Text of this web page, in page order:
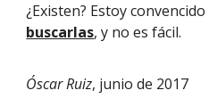
¿Existen? Estoy
buscarlas, y no es fácil.
Óscar Ruiz, junio de 2017